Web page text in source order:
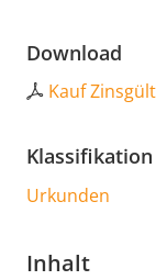
Download
Kauf
Klassifikation
Urkunden
Inhalt